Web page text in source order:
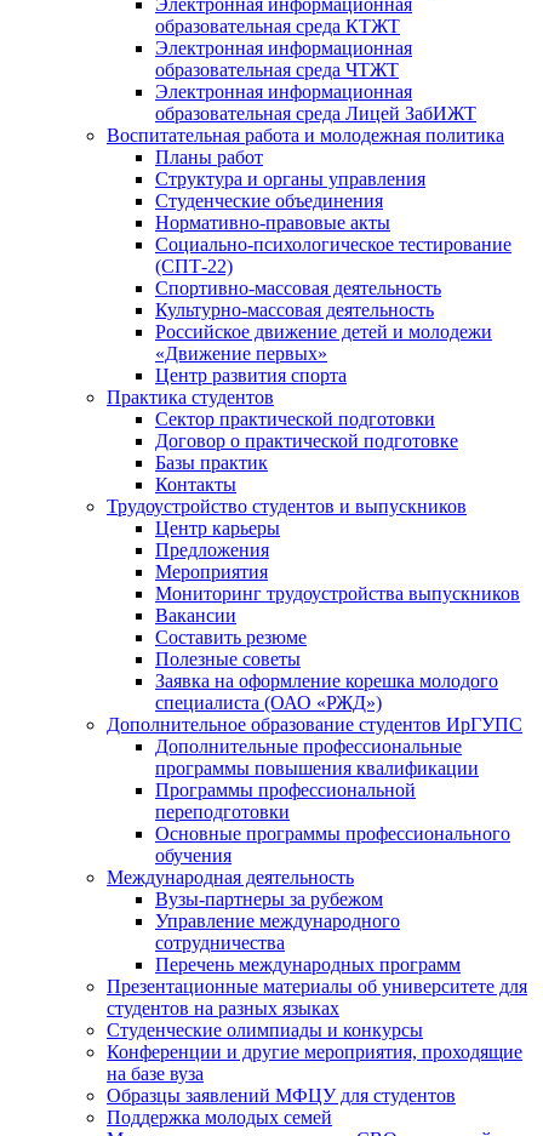
Электронная информационная
образовательная среда КТЖТ
Электронная информационная
образовательная среда ЧТЖТ
Электронная информационная
образовательная среда Лицей ЗабИЖТ
Воспитательная работа и молодежная политика
Планы работ
Структура и органы управления
Студенческие объединения
Нормативно-правовые акты
Социально-психологическое тестирование
(СПТ-22)
Спортивно-массовая деятельность
Культурно-массовая деятельность
Российское движение детей и молодежи
«Движение первых»
Центр развития спорта
Практика студентов
Сектор практической подготовки
Договор о практической подготовке
Базы практик
Контакты
Трудоустройство студентов и выпускников
Центр карьеры
Предложения
Мероприятия
Мониторинг трудоустройства выпускников
Вакансии
Составить резюме
Полезные советы
Заявка на оформление корешка молодого
специалиста (ОАО «РЖД»)
Дополнительное образование студентов ИрГУПС
Дополнительные профессиональные
программы повышения квалификации
Программы профессиональной
переподготовки
Основные программы профессионального
обучения
Международная деятельность
Вузы-партнеры за рубежом
Управление международного
сотрудничества
Перечень международных программ
Презентационные материалы об университете для
студентов на разных языках
Студенческие олимпиады и конкурсы
Конференции и другие мероприятия, проходящие
на базе вуза
Образцы заявлений МФЦУ для студентов
Поддержка молодых семей